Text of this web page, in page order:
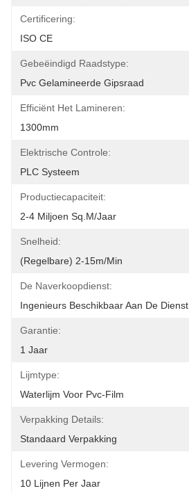
Certificering:
ISO CE
Gebeëindigd Raadstype:
Pvc Gelamineerde Gipsraad
Efficiënt Het Lamineren:
1300mm
Elektrische Controle:
PLC Systeem
Productiecapaciteit:
2-4 Miljoen Sq.m/jaar
Snelheid:
(regelbare) 2-15m/min
De Naverkoopdienst:
Ingenieurs Beschikbaar Aan De Dienst
Garantie:
1 Jaar
Lijmtype:
Waterlijm Voor Pvc-Film
Verpakking Details:
Standaard Verpakking
Levering Vermogen:
10 Lijnen Per Jaar